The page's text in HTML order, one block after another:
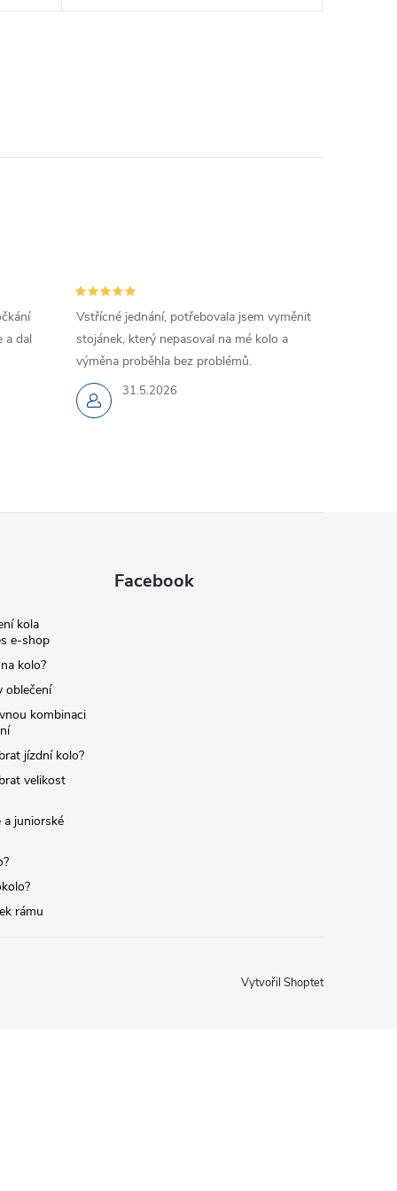
a dal
31.5.2026
Vstřícné jednání, potřebovala jsem vyměnit
stojánek, který nepasoval na mé kolo a
výměna proběhla bez problémů.
kola
e-shop
kolo?
oblečení
kombinaci
jízdní kolo?
velikost
a juniorské
rámu
Facebook
Vytvořil Shoptet